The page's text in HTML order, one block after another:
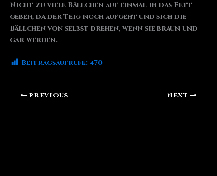
Nicht zu viele Bällchen auf einmal in das Fett
geben, da der Teig noch aufgeht und sich die
Bällchen von selbst drehen, wenn sie braun und
gar werden.
Beitragsaufrufe: 470
PREVIOUS NEXT